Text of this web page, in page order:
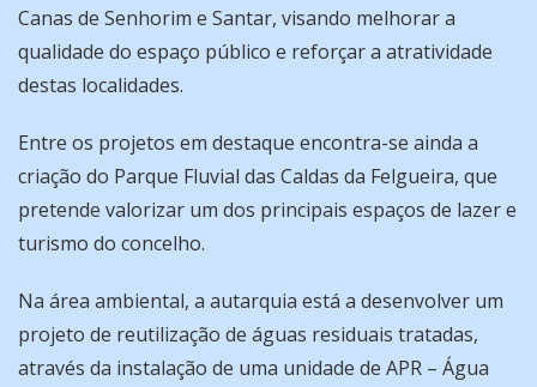
Canas de Senhorim e Santar, visando melhorar a
qualidade do espaço público e reforçar a atratividade
destas localidades.
Entre os projetos em destaque encontra-se ainda a
criação do Parque Fluvial das Caldas da Felgueira, que
pretende valorizar um dos principais espaços de lazer e
turismo do concelho.
Na área ambiental, a autarquia está a desenvolver um
projeto de reutilização de águas residuais tratadas,
através da instalação de uma unidade de APR – Água